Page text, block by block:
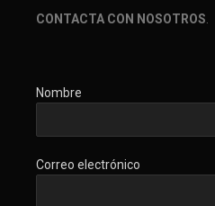
CONTACTA CON NOSOTROS
Nombre
Correo electrónico